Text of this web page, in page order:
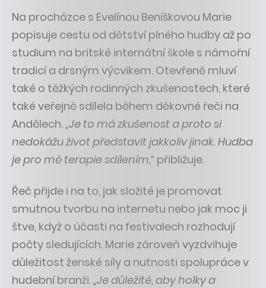
Na procházce s Evelínou Beníškovou Marie
popisuje cestu od dětství plného hudby až po
studium na britské internátní škole s námořní
tradicí a drsným výcvikem. Otevřeně mluví
také o těžkých rodinných zkušenostech, které
také veřejně sdílela během děkovné řeči na
Andělech.„Je to má zkušenost a proto si
nedokážu život představit jakkoliv jinak. Hudba
je pro mě terapie sdílením,“ přibližuje.
Řeč přijde i na to, jak složité je promovat
smutnou tvorbu na internetu nebo jak moc ji
štve, když o účasti na festivalech rozhodují
počty sledujících. Marie zároveň vyzdvihuje
důležitost ženské síly a nutnosti spolupráce v
hudební branži.„Je důležité, aby holky a